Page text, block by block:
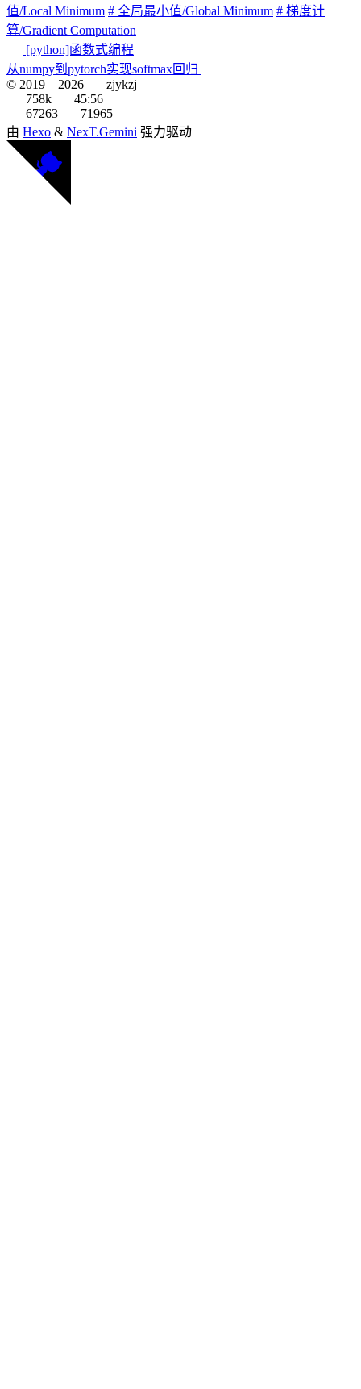
值/Local Minimum # 全局最小值/Global Minimum # 梯度计
算/Gradient Computation
[python]函数式编程
从numpy到pytorch实现softmax回归
© 2019 – 2026
zjykzj
758k
45:56
67263
71965
由 Hexo & NexT.Gemini 强力驱动